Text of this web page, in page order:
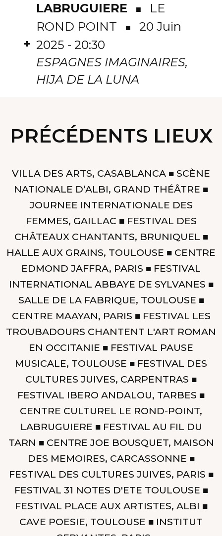
+
LABRUGUIERE ■
LE
ROND POINT
■
20 Juin
2025 - 20:30
ESPAGNES IMAGINAIRES,
HIJA DE LA LUNA
PRÉCÉDENTS LIEUX
VILLA DES ARTS, CASABLANCA ■ SCÈNE
NATIONALE D’ALBI, GRAND THÉÂTRE ■
JOURNEE INTERNATIONALE DES
FEMMES, GAILLAC ■ FESTIVAL DES
CHÂTEAUX CHANTANTS, BRUNIQUEL ■
HALLE AUX GRAINS, TOULOUSE ■ CENTRE
EDMOND JAFFRA, PARIS ■ FESTIVAL
INTERNATIONAL ABBAYE DE SYLVANES ■
SALLE DE LA FABRIQUE, TOULOUSE ■
CENTRE MAAYAN, PARIS ■ FESTIVAL LES
TROUBADOURS CHANTENT L'ART ROMAN
EN OCCITANIE ■ FESTIVAL PAUSE
MUSICALE, TOULOUSE ■ FESTIVAL DES
CULTURES JUIVES, CARPENTRAS ■
FESTIVAL IBERO ANDALOU, TARBES ■
CENTRE CULTUREL LE ROND-POINT,
LABRUGUIERE ■ FESTIVAL AU FIL DU
TARN ■ CENTRE JOE BOUSQUET, MAISON
DES MEMOIRES, CARCASSONNE ■
FESTIVAL DES CULTURES JUIVES, PARIS ■
FESTIVAL 31 NOTES D'ETE TOULOUSE ■
FESTIVAL PLACE AUX ARTISTES, ALBI ■
CAVE POESIE, TOULOUSE ■ INSTITUT